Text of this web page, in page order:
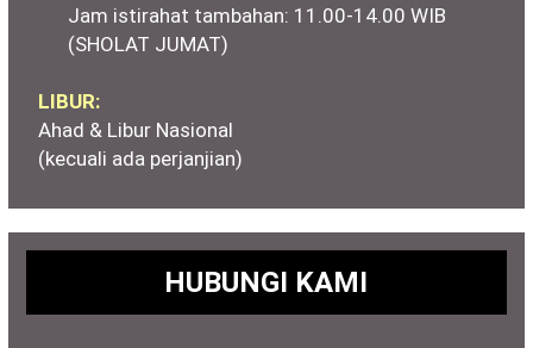
Jam istirahat tambahan: 11.00-14.00 WIB
(SHOLAT JUMAT)
LIBUR:
Ahad & Libur Nasional
(kecuali ada perjanjian)
HUBUNGI KAMI